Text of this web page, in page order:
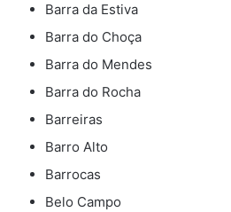
Barra da Estiva
Barra do Choça
Barra do Mendes
Barra do Rocha
Barreiras
Barro Alto
Barrocas
Belo Campo